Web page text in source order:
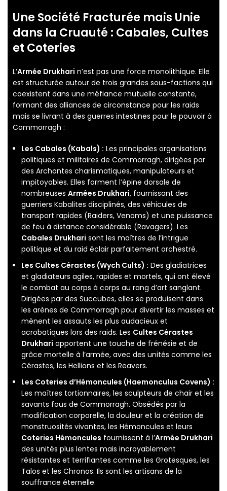
Une Société Fracturée mais Unie
dans la Cruauté : Cabales, Cultes
et Coteries
L’Armée Drukhari n’est pas une force monolithique. Elle
est structurée autour de trois grandes sous-factions qui
coexistent dans une méfiance mutuelle constante,
formant des alliances de circonstance pour les raids
mais se livrant à des guerres intestines pour le pouvoir à
Commorragh :
Les Cabales (Kabals) : Les principales organisations
politiques et militaires de Commorragh, dirigées par
des Archontes charismatiques, manipulateurs et
impitoyables. Elles forment l’épine dorsale de
nombreuses Armées Drukhari, fournissant des
guerriers Kabalites disciplinés, des véhicules de
transport rapides (Raiders, Venoms) et une puissance
de feu à distance considérable (Ravagers). Les
Cabales Drukhari sont les maîtres de l’intrigue
politique et du raid éclair parfaitement orchestré.
Les Cultes Cérastes (Wych Cults) : Des gladiatrices
et gladiateurs agiles, rapides et mortels, qui ont élevé
le combat au corps à corps au rang d’art sanglant.
Dirigées par des Succubes, elles se produisent dans
les arènes de Commorragh pour divertir les masses et
mènent les assauts les plus audacieux et
acrobatiques lors des raids. Les Cultes Cérastes
Drukhari apportent une touche de frénésie et de
grâce mortelle à l’armée, avec des unités comme les
Cérastes, les Hellions et les Reavers.
Les Coteries d’Hémoncules (Haemonculus Covens) :
Les maîtres tortionnaires, les sculpteurs de chair et les
savants fous de Commorragh. Obsédés par la
modification corporelle, la douleur et la création de
monstruosités vivantes, les Hémoncules et leurs
Coteries Hémoncules fournissent à l’Armée Drukhari
des unités plus lentes mais incroyablement
résistantes et terrifiantes comme les Grotesques, les
Talos et les Chronos. Ils sont les artisans de la
souffrance éternelle.